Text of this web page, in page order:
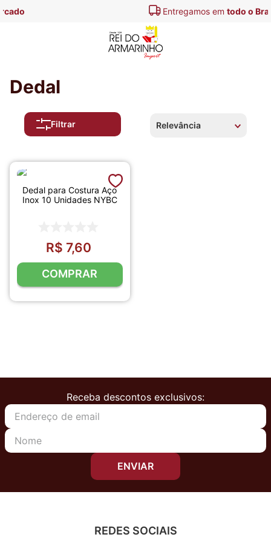
Entregamos emtodo o Brasil
Dedal
Filtrar Relevância
Dedal para Costura Aço
Inox 10 Unidades NYBC
R$ 7,60
COMPRAR
Receba descontos exclusivos:
ENVIAR
REDES SOCIAIS